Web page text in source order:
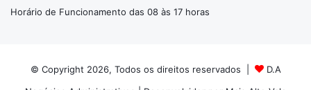
Horário de Funcionamento das 08 às 17 horas
© Copyright 2026, Todos os direitos reservados |
D.A